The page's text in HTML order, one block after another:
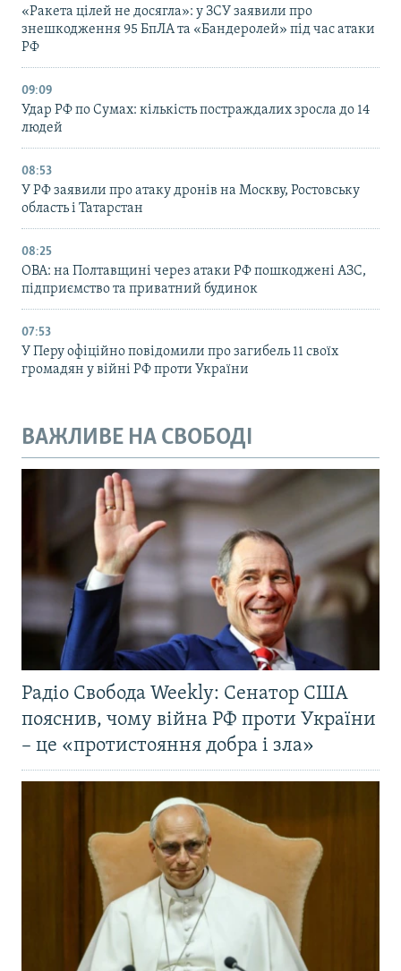
«Ракета цілей не досягла»: у ЗСУ заявили про
знешкодження 95 БпЛА та «Бандеролей» під час атаки
РФ
09:09
Удар РФ по Сумах: кількість постраждалих зросла до 14
людей
08:53
У РФ заявили про атаку дронів на Москву, Ростовську
область і Татарстан
08:25
ОВА: на Полтавщині через атаки РФ пошкоджені АЗС,
підприємство та приватний будинок
07:53
У Перу офіційно повідомили про загибель 11 своїх
громадян у війні РФ проти України
ВАЖЛИВЕ НА СВОБОДІ
Радіо Свобода Weekly: Сенатор США
пояснив, чому війна РФ проти України
– це «протистояння добра і зла»